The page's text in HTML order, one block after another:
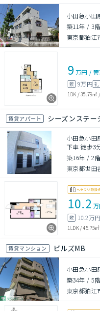
小田急小田
築11年 / 3
東京都狛江
9 万円 /
敷 9万円礼
1DK /35.79㎡ /
賃貸アパート シーズンステー
小田急小田
下車 徒歩3
築16年 /2
東京都世田
10.2
敷 10.2万円
1LDK/45.75㎡
賃貸マンション ビルズMB
小田急小田
築34年 /5
東京都狛江